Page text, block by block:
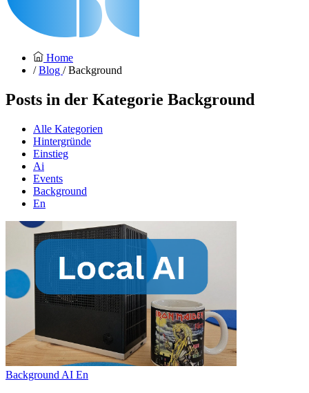
Home
/Blog / Background
Posts in der Kategorie Background
Alle Kategorien
Hintergründe
Einstieg
Ai
Events
Background
En
Background AI En